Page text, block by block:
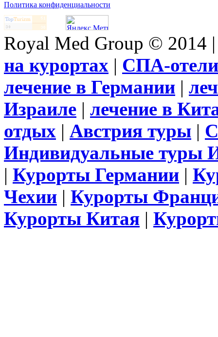
Политика конфиденциальности
Royal Med Group © 2014
на курортах | СПА-отели
лечение в Германии |
Израиле | лечение в
отдых | Австрия туры |
Индивидуальные туры
| Курорты Германии |
Чехии | Курорты
Курорты Китая |